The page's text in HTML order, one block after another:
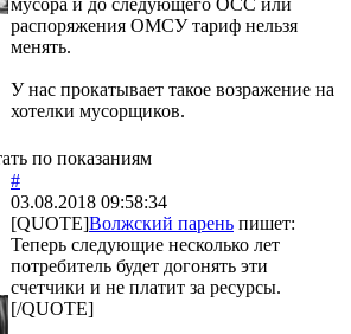
распоряжения ОМСУ тариф нельзя
менять.
У нас прокатывает такое возражение на
хотелки мусорщиков.
по показаниям
#
03.08.2018 09:58:34
[QUOTE]Волжский парень пишет:
Теперь следующие несколько лет
потребитель будет догонять эти
счетчики и не платит за ресурсы.
[/QUOTE]